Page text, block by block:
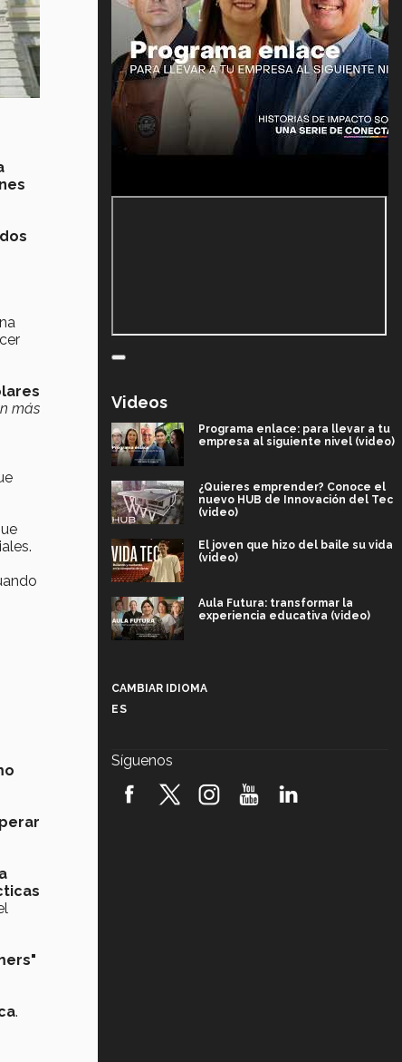
más
.
Videos
Programa enlace: para llevar a tu
empresa al siguiente nivel (video)
¿Quieres emprender? Conoce el
nuevo HUB de Innovación del Tec
(video)
El joven que hizo del baile su vida
(video)
Aula Futura: transformar la
experiencia educativa (video)
robótica FIRST 2026! (video)
CAMBIAR IDIOMA
ES
Síguenos